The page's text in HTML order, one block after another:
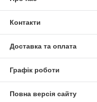
Контакти
Доставка та оплата
Графік роботи
Повна версія сайту